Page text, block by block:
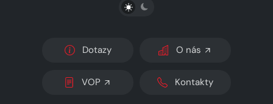
Dotazy O nás
VOP Kontakty